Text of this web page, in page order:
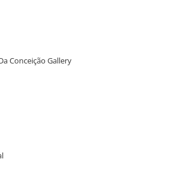
Conceição Gallery